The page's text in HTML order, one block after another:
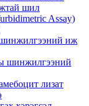
шил
Assay)
иж
шинжилгээний
лизат